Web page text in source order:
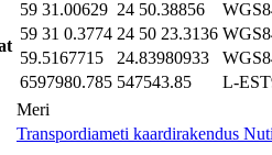
59 31.00629 24 50.38856
59 31 0.3774 24 50 23.3136
59.5167715
24.83980933
6597980.785 547543.85
L-
Meri
Transpordiameti kaardirakendus